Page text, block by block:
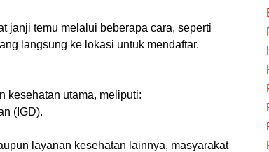
janji temu melalui beberapa cara, seperti
langsung ke lokasi untuk mendaftar.
kesehatan utama, meliputi:
(IGD).
layanan kesehatan lainnya, masyarakat